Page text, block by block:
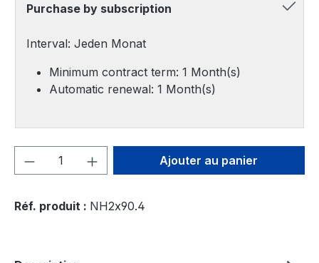
Purchase by subscription
Interval: Jeden Monat
Minimum contract term: 1 Month(s)
Automatic renewal: 1 Month(s)
Quantité de produit : Entrez la
Ajouter au panier
Réf. produit : NH2x90.4